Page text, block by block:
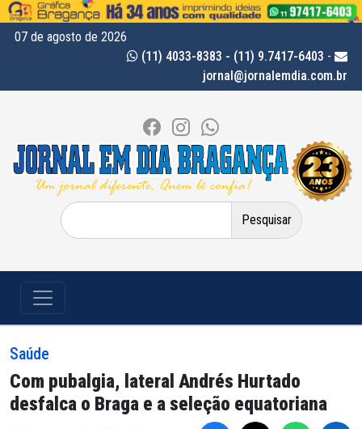
07 de agosto de 2026
(11) 4033-8383 - (11) 9.7417-6403 -
jornal@jornalemdia.com.br
Pesquisar
por:
Saúde
Com pubalgia, lateral Andrés Hurtado
desfalca o Braga e a seleção equatoriana